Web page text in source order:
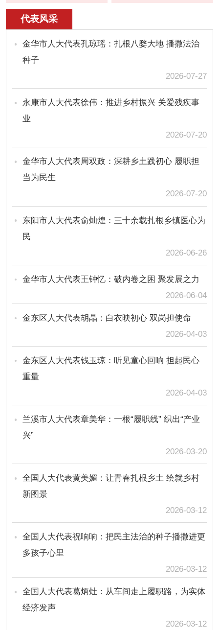
代表风采
金华市人大代表孔琼瑶：扎根八婺大地 播撒法治
种子
2026-07-27
永康市人大代表徐伟：推进乡村振兴 关爱残疾事
业
2026-07-20
金华市人大代表周双政：深耕乡土践初心 履职担
当为民生
2026-07-20
东阳市人大代表​俞灿煌：三十余载扎根乡镇医心为
民
2026-06-26
金华市人大代表王钟忆：破内卷之困 聚发展之力
2026-06-04
金东区人大代表胡晶：白衣映初心 双岗担使命
2026-04-03
金东区人大代表钱玉琼：听见童心回响 担起民心
重量
2026-04-03
兰溪市人大代表章美华：一根“履职线” 织出“产业
兴”
2026-03-20
全国人大代表黄美媚：让青春扎根乡土 绘就乡村
新图景
2026-03-12
全国人大代表祝响响：把民主法治的种子播撒进更
多孩子心里
2026-03-12
全国人大代表葛炳灶：从车间走上履职路，为实体
经济发声
2026-03-12